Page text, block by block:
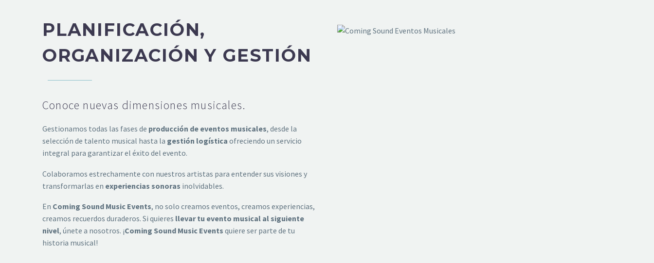
PLANIFICACIÓN,
ORGANIZACIÓN Y GESTIÓN
Conoce nuevas dimensiones musicales.
Gestionamos todas las fases de producción de eventos musicales, desde la
selección de talento musical hasta la gestión logística ofreciendo un servicio
integral para garantizar el éxito del evento.
Colaboramos estrechamente con nuestros artistas para entender sus visiones y
transformarlas en experiencias sonoras inolvidables.
En Coming Sound Music Events, no solo creamos eventos, creamos experiencias,
creamos recuerdos duraderos. Si quieres llevar tu evento musical al siguiente
nivel, únete a nosotros. ¡Coming Sound Music Events quiere ser parte de tu
historia musical!